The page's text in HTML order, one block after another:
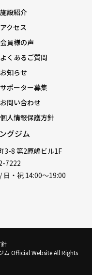
グジム
3-8 第2原嶋ビル1F
7222
日・祝 14:00〜19:00
施設紹介
アクセス
会員様の声
よくあるご質問
お知らせ
サポーター募集
お問い合わせ
個人情報保護方針
ム Official Website All Rights